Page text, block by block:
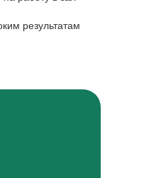
результатам